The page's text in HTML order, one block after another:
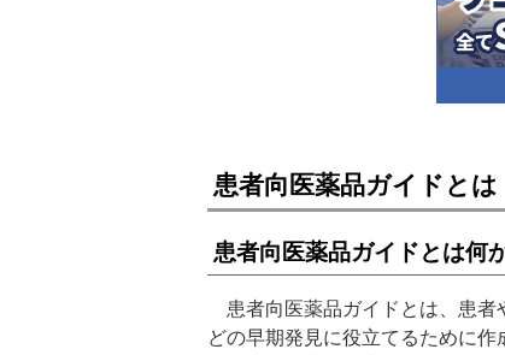
患者向医薬品ガイドとは
患者向医薬品ガイドとは何
患者向医薬品ガイドとは、患者
どの早期発見に役立てるために